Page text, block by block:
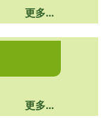
更多...
更多...